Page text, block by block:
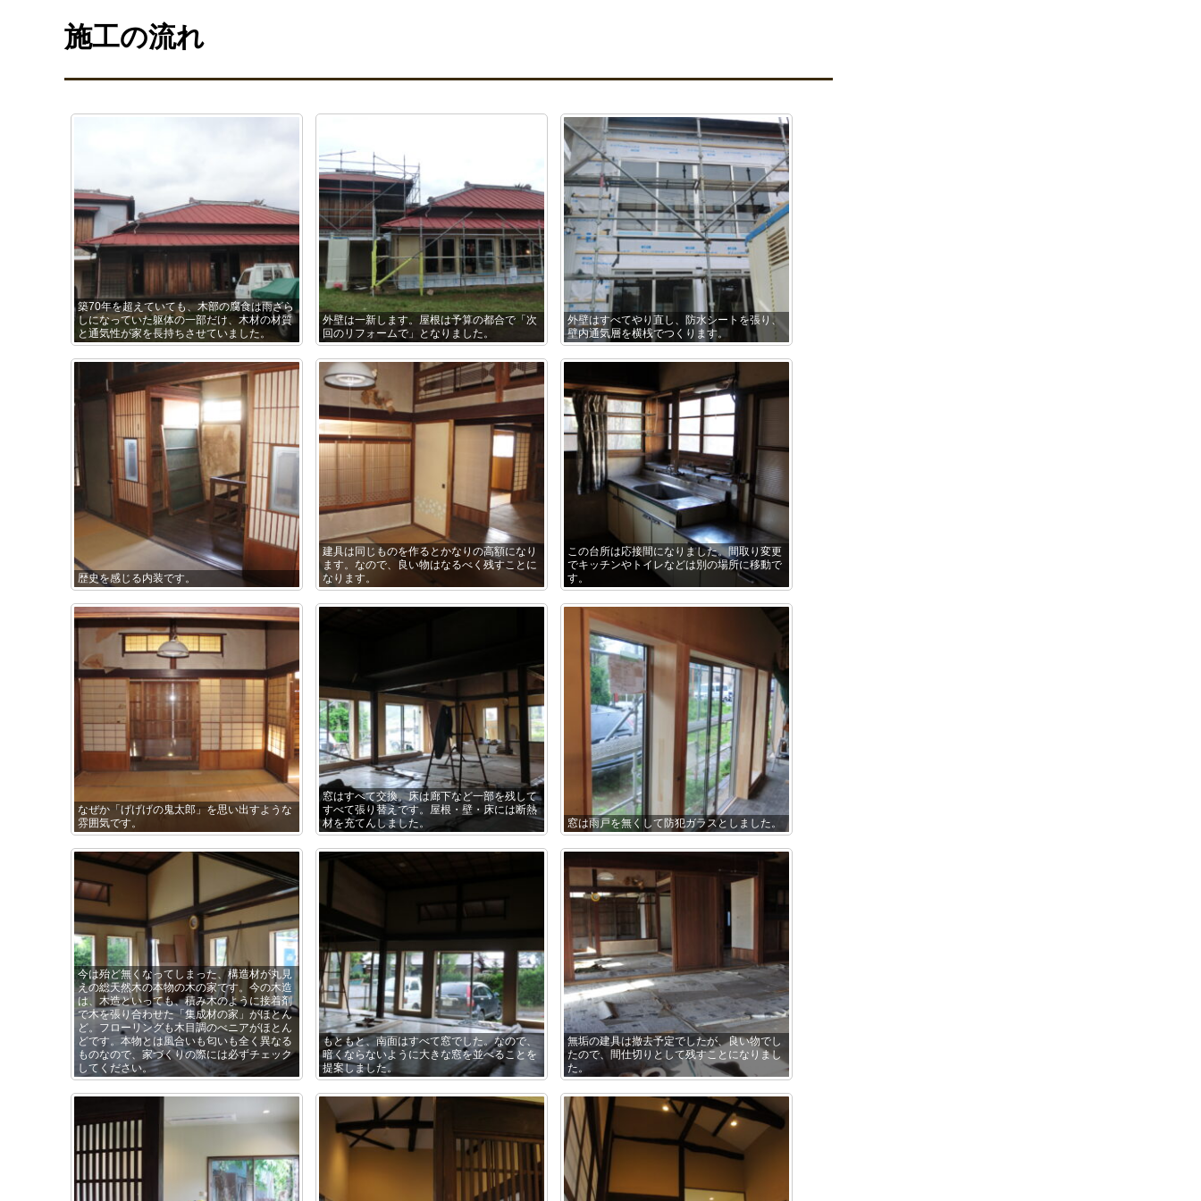
施工の流れ
築70年を超えていても、木部の腐食は雨ざら
しになっていた躯体の一部だけ、木材の材質
と通気性が家を長持ちさせていました。
外壁は一新します。屋根は予算の都合で「次
回のリフォームで」となりました。
外壁はすべてやり直し、防水シートを張り、
壁内通気層を横桟でつくります。
歴史を感じる内装です。
建具は同じものを作るとかなりの高額になり
ます。なので、良い物はなるべく残すことに
なります。
この台所は応接間になりました。間取り変更
でキッチンやトイレなどは別の場所に移動で
す。
なぜか「げげげの鬼太郎」を思い出すような
雰囲気です。
窓はすべて交換。床は廊下など一部を残して
すべて張り替えです。屋根・壁・床には断熱
材を充てんしました。
窓は雨戸を無くして防犯ガラスとしました。
今は殆ど無くなってしまった、構造材が丸見
えの総天然木の本物の木の家です。今の木造
は、木造といっても、積み木のように接着剤
で木を張り合わせた「集成材の家」がほとん
ど。フローリングも木目調のべニアがほとん
どです。本物とは風合いも匂いも全く異なる
ものなので、家づくりの際には必ずチェック
してください。
もともと、南面はすべて窓でした。なので、
暗くならないように大きな窓を並べることを
提案しました。
無垢の建具は撤去予定でしたが、良い物でし
たので、間仕切りとして残すことになりまし
た。